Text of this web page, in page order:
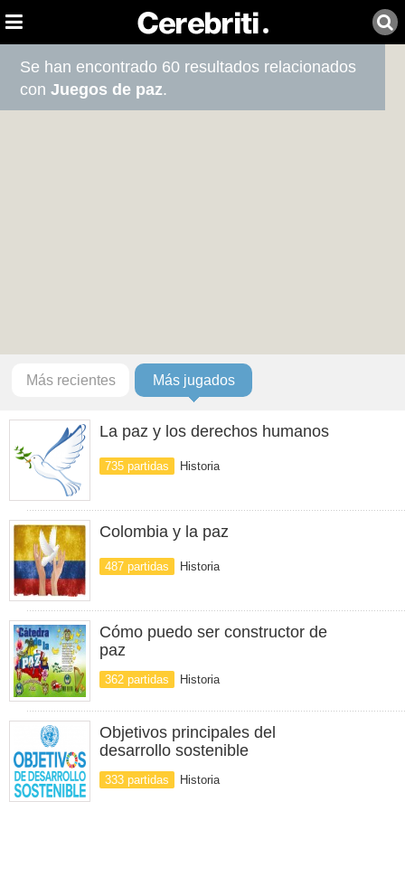
Se han encontrado 60 resultados relacionados
conJuegos de paz.
Más recientes Más jugados
La paz y los derechos humanos
735 partidas Historia
Colombia y la paz
487 partidas Historia
Cómo puedo ser constructor de
paz
362 partidas Historia
Objetivos principales del
desarrollo sostenible
333 partidas Historia